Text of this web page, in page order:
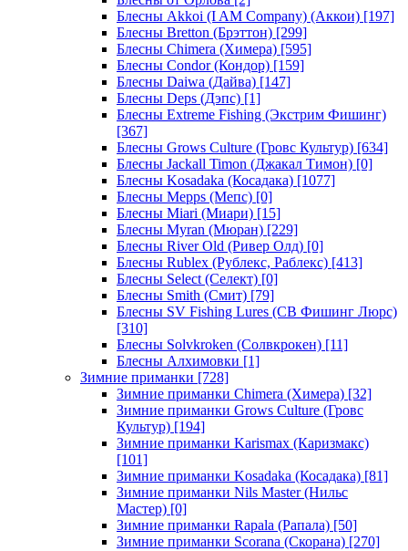
Блесны Akkoi (I AM Company) (Аккои) [197]
Блесны Bretton (Брэттон) [299]
Блесны Chimera (Химера) [595]
Блесны Condor (Кондор) [159]
Блесны Daiwa (Дайва) [147]
Блесны Deps (Дэпс) [1]
Блесны Extreme Fishing (Экстрим Фишинг)
[367]
Блесны Grows Culture (Гровс Культур) [634]
Блесны Jackall Timon (Джакал Тимон) [0]
Блесны Kosadaka (Косадака) [1077]
Блесны Mepps (Мепс) [0]
Блесны Miari (Миари) [15]
Блесны Myran (Мюран) [229]
Блесны River Old (Ривер Олд) [0]
Блесны Rublex (Рублекс, Раблекс) [413]
Блесны Select (Селект) [0]
Блесны Smith (Смит) [79]
Блесны SV Fishing Lures (СВ Фишинг Люрс)
[310]
Блесны Solvkroken (Солвкрокен) [11]
Блесны Алхимовки [1]
Зимние приманки [728]
Зимние приманки Chimera (Химера) [32]
Зимние приманки Grows Culture (Гровс
Культур) [194]
Зимние приманки Karismax (Каризмакс)
[101]
Зимние приманки Kosadaka (Косадака) [81]
Зимние приманки Nils Master (Нильс
Мастер) [0]
Зимние приманки Rapala (Рапала) [50]
Зимние приманки Scorana (Скорана) [270]